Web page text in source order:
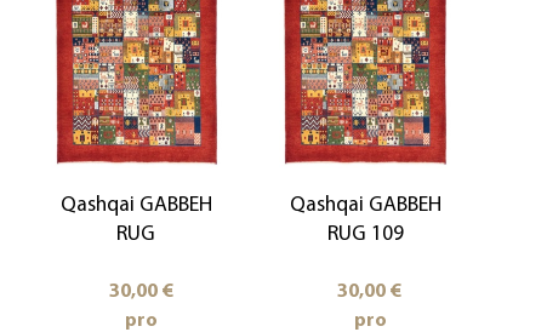
Qashqai GABBEH
RUG
30,00 €
pro
Qashqai GABBEH
RUG 109
30,00 €
pro